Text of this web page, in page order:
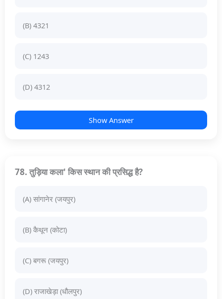
(B) 4321
(C) 1243
(D) 4312
Show Answer
78. तुड़िया कला' किस स्थान की प्रसिद्ध है?
(A) सांगानेर (जयपुर)
(B) कैथून (कोटा)
(C) बगरू (जयपुर)
(D) राजाखेड़ा (धौलपुर)